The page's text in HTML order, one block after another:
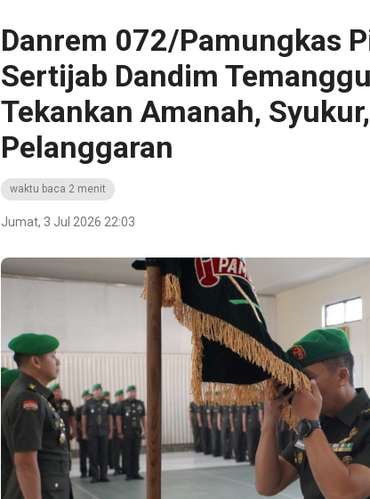
Danrem 072/Pamungkas
Sertijab Dandim
Tekankan Amanah,
Pelanggaran
waktu baca 2 menit
Jumat, 3 Jul 2026 22:03